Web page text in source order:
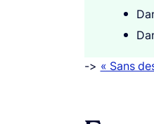
-> « Sans